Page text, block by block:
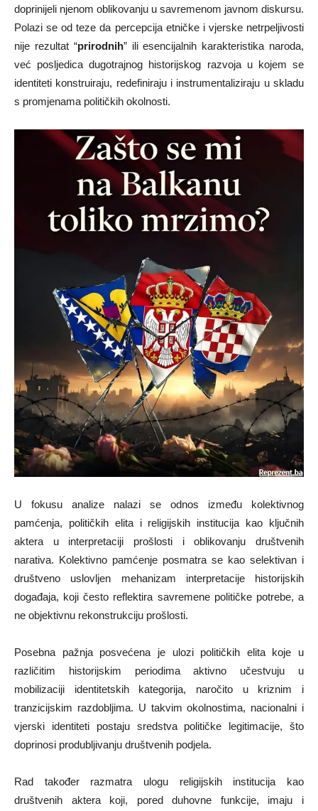
doprinijeli njenom oblikovanju u savremenom javnom diskursu.
Polazi se od teze da percepcija etničke i vjerske netrpeljivosti
nije rezultat “prirodnih” ili esencijalnih karakteristika naroda,
već posljedica dugotrajnog historijskog razvoja u kojem se
identiteti konstruiraju, redefiniraju i instrumentaliziraju u skladu
s promjenama političkih okolnosti.
U fokusu analize nalazi se odnos između kolektivnog
pamćenja, političkih elita i religijskih institucija kao ključnih
aktera u interpretaciji prošlosti i oblikovanju društvenih
narativa. Kolektivno pamćenje posmatra se kao selektivan i
društveno uslovljen mehanizam interpretacije historijskih
događaja, koji često reflektira savremene političke potrebe, a
ne objektivnu rekonstrukciju prošlosti.
Posebna pažnja posvećena je ulozi političkih elita koje u
različitim historijskim periodima aktivno učestvuju u
mobilizaciji identitetskih kategorija, naročito u kriznim i
tranzicijskim razdobljima. U takvim okolnostima, nacionalni i
vjerski identiteti postaju sredstva političke legitimacije, što
doprinosi produbljivanju društvenih podjela.
Rad također razmatra ulogu religijskih institucija kao
društvenih aktera koji, pored duhovne funkcije, imaju i